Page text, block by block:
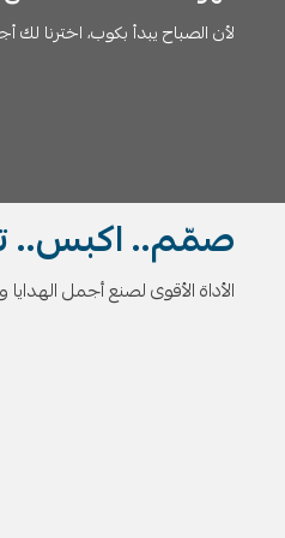
لأن الصباح يبدأ بكوب، اخترنا
صمّم.. اكبس..
الأداة الأقوى لصنع أجمل الهدايا